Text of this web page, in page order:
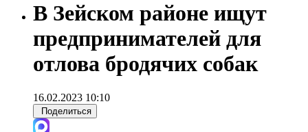
В Зейском районе ищут
предпринимателей для
отлова бродячих собак
16.02.2023 10:10
Поделиться